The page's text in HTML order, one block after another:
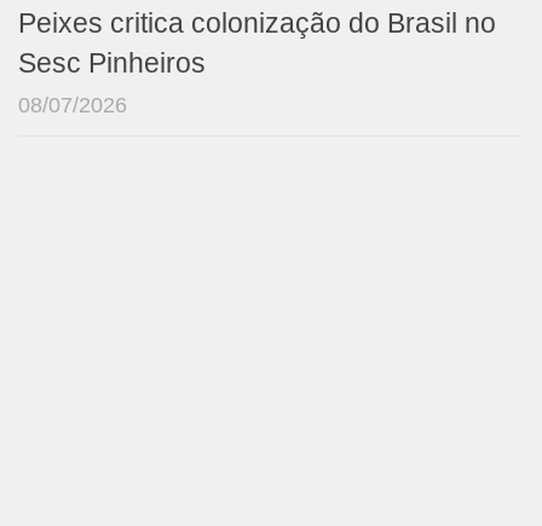
Peixes critica colonização do Brasil no
Sesc Pinheiros
08/07/2026